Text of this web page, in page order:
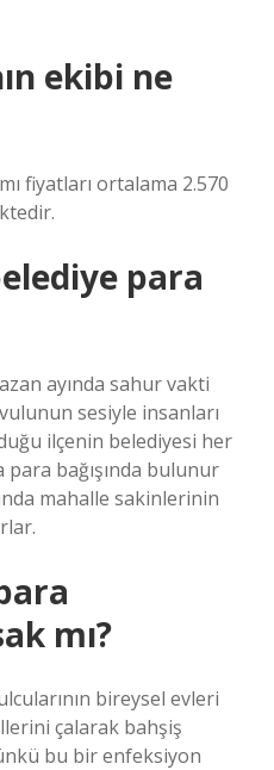
ekibi ne
fiyatları ortalama 2.570
para
ayında sahur vakti
sesiyle insanları
ilçenin belediyesi her
para bağışında bulunur
mahalle sakinlerinin
mı?
bireysel evleri
çalarak bahşiş
bu bir enfeksiyon